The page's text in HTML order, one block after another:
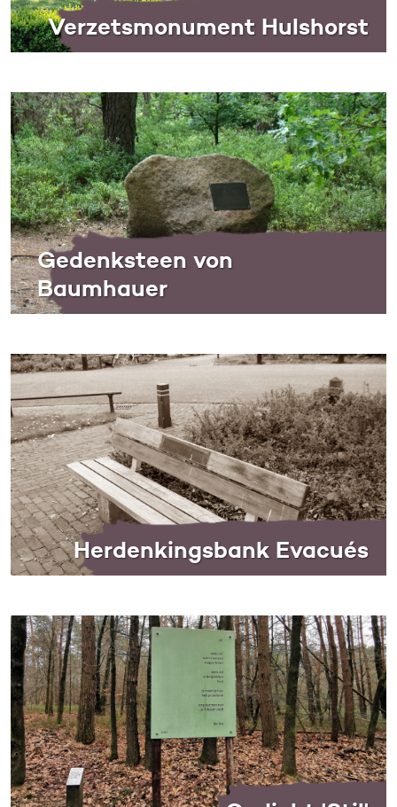
Verzetsmonument Hulshorst
Gedenksteen von
Baumhauer
Herdenkingsbank Evacués